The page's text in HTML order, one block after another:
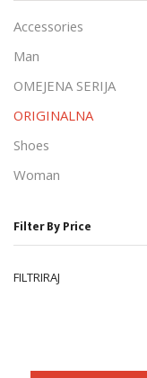
Accessories
Man
OMEJENA SERIJA
ORIGINALNA
Shoes
Woman
Filter By Price
FILTRIRAJ